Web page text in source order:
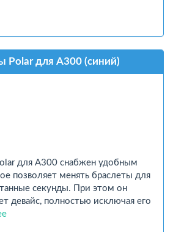
Polar для A300 (синий)
для A300 снабжен удобным
позволяет менять браслеты для
секунды. При этом он
девайс, полностью исключая его